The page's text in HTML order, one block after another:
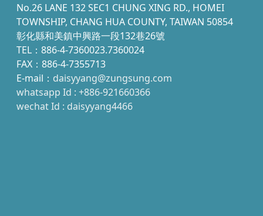
No.26 LANE 132 SEC1 CHUNG XING RD., HOMEI
TOWNSHIP, CHANG HUA COUNTY, TAIWAN 50854
彰化縣和美鎮中興路一段132巷26號
TEL：886-4-7360023.7360024
FAX：886-4-7355713
E-mail： daisyyang@zungsung.com
whatsapp Id : +886-921660366
wechat Id : daisyyang4466